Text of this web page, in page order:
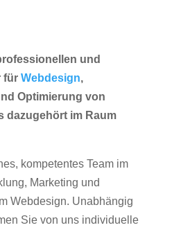
und
für Webdesign,
Optimierung von
dazugehört im Raum
kompetentes Team im
Marketing und
Webdesign. Unabhängig
Sie von uns individuelle